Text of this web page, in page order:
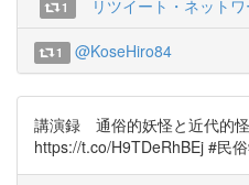
1 リツイート・ネット
1 @KoseHiro84
講演録 通俗的妖怪と近代的
https://t.co/H9TDeRhBEj #民